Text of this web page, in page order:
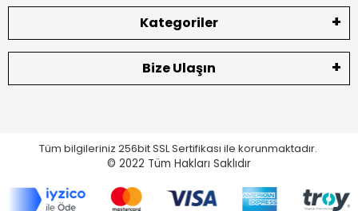
Kategoriler
Bize Ulaşın
Tüm bilgileriniz 256bit SSL Sertifikası ile korunmaktadır.
© 2022 Tüm Hakları Saklıdır